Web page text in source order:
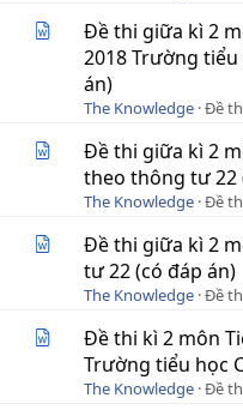
Đề thi giữa kì 2
2018 Trường
án)
The Knowledge Đề
Đề thi giữa kì 2
theo thông tư 22
The Knowledge Đề
Đề thi giữa kì 2
tư 22 (có đáp án)
The Knowledge Đề
Đề thi kì 2 môn
Trường tiểu học
The Knowledge Đề